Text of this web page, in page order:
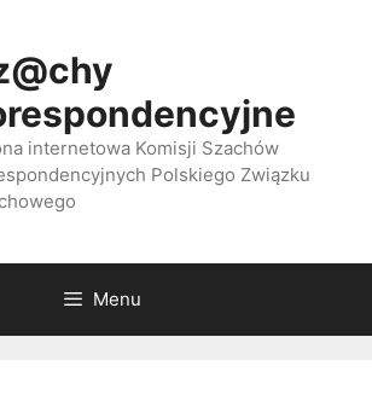
internetowa Komisji Szachów
Polskiego Związku
Menu